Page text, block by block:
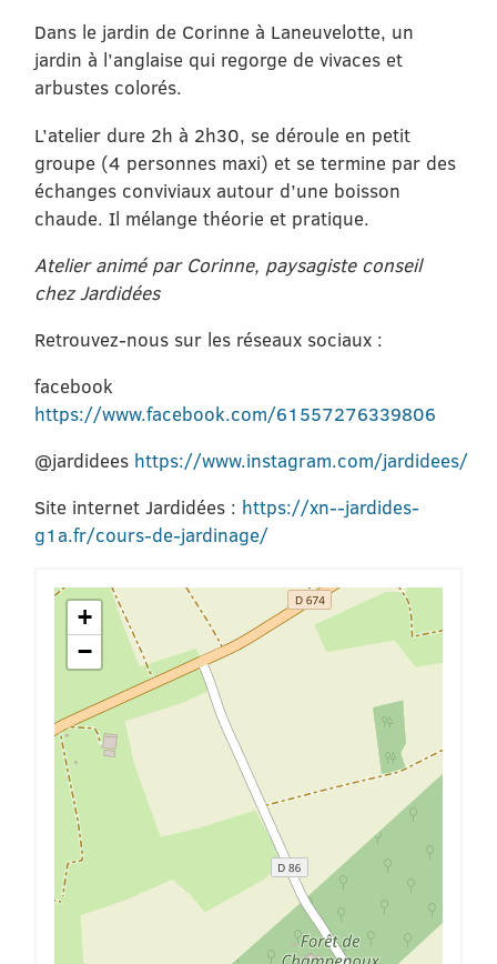
Dans le jardin de Corinne à Laneuvelotte, un
jardin à l’anglaise qui regorge de vivaces et
arbustes colorés.
L’atelier dure 2h à 2h30, se déroule en petit
groupe (4 personnes maxi) et se termine par des
échanges conviviaux autour d’une boisson
chaude. Il mélange théorie et pratique.
Atelier animé par Corinne, paysagiste conseil
chez Jardidées
Retrouvez-nous sur les réseaux sociaux :
facebook
https://www.facebook.com/61557276339806
@jardidees https://www.instagram.com/jardidees/
Site internet Jardidées : https://xn--jardides-
g1a.fr/cours-de-jardinage/
+
−